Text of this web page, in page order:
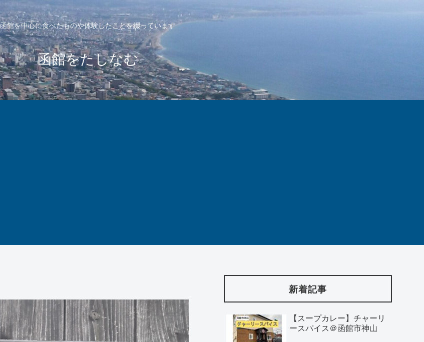
函館を中心に食べたものや体験したことを綴っています
函館をたしなむ
新着記事
【スープカレー】チャーリ
ースパイス＠函館市神山